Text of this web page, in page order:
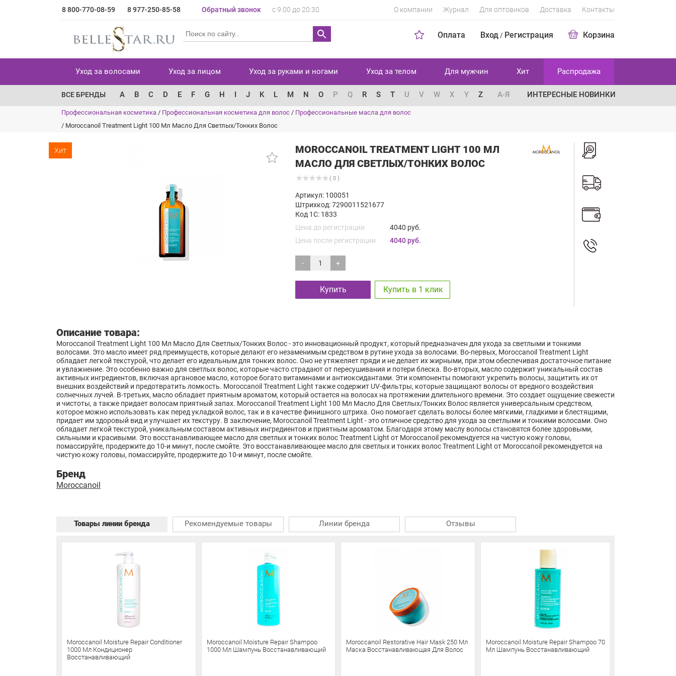
8 800-770-08-59 8 977-250-85-58 Обратный звонок с 9:00 до 20:30 О компании Журнал Для оптовиков Доставка Контакты
Оплата Вход / Регистрация Корзина
Уход за волосами Уход за лицом Уход за руками и ногами Уход за телом Для мужчин Хит Распродажа
ВСЕ БРЕНДЫ A B C D E F G H I J K L M N O P Q R S T U V W X Y Z А-Я ИНТЕРЕСНЫЕ НОВИНКИ
Профессиональная косметика / Профессиональная косметика для волос / Профессиональные масла для волос
/ Moroccanoil Treatment Light 100 Мл Масло Для Светлых/Тонких Волос
Хит
MOROCCANOIL TREATMENT LIGHT 100 МЛ
МАСЛО ДЛЯ СВЕТЛЫХ/ТОНКИХ ВОЛОС
( 0 )
Артикул: 100051
Штрихкод: 7290011521677
Код 1С: 1833
Цена до регистрации
4040 руб.
Цена после регистрации
4040 руб.
- +
Купить Купить в 1 клик
Описание товара:
Moroccanoil Treatment Light 100 Мл Масло Для Светлых/Тонких Волос - это инновационный продукт, который предназначен для ухода за светлыми и тонкими
волосами. Это масло имеет ряд преимуществ, которые делают его незаменимым средством в рутине ухода за волосами. Во-первых, Moroccanoil Treatment Light
обладает легкой текстурой, что делает его идеальным для тонких волос. Оно не утяжеляет пряди и не делает их жирными, при этом обеспечивая достаточное питание
и увлажнение. Это особенно важно для светлых волос, которые часто страдают от пересушивания и потери блеска. Во-вторых, масло содержит уникальный состав
активных ингредиентов, включая аргановое масло, которое богато витаминами и антиоксидантами. Эти компоненты помогают укрепить волосы, защитить их от
внешних воздействий и предотвратить ломкость. Moroccanoil Treatment Light также содержит UV-фильтры, которые защищают волосы от вредного воздействия
солнечных лучей. В-третьих, масло обладает приятным ароматом, который остается на волосах на протяжении длительного времени. Это создает ощущение свежести
и чистоты, а также придает волосам приятный запах. Moroccanoil Treatment Light 100 Мл Масло Для Светлых/Тонких Волос является универсальным средством,
которое можно использовать как перед укладкой волос, так и в качестве финишного штриха. Оно помогает сделать волосы более мягкими, гладкими и блестящими,
придает им здоровый вид и улучшает их текстуру. В заключение, Moroccanoil Treatment Light - это отличное средство для ухода за светлыми и тонкими волосами. Оно
обладает легкой текстурой, уникальным составом активных ингредиентов и приятным ароматом. Благодаря этому маслу волосы становятся более здоровыми,
сильными и красивыми. Это восстанавливающее масло для светлых и тонких волос Treatment Light от Moroccanoil рекомендуется на чистую кожу головы,
помассируйте, продержите до 10-и минут, после смойте. Это восстанавливающее масло для светлых и тонких волос Treatment Light от Moroccanoil рекомендуется на
чистую кожу головы, помассируйте, продержите до 10-и минут, после смойте.
Бренд
Moroccanoil
Товары линии бренда Рекомендуемые товары Линии бренда Отзывы
Moroccanoil Moisture Repair Conditioner
1000 Мл Кондиционер
Восстанавливающий
Moroccanoil Moisture Repair Shampoo
1000 Мл Шампунь Восстанавливающий
Moroccanoil Restorative Hair Mask 250 Мл
Маска Восстанавливающая Для Волос
Moroccanoil Moisture Repair Shampoo 70
Мл Шампунь Восстанавливающий